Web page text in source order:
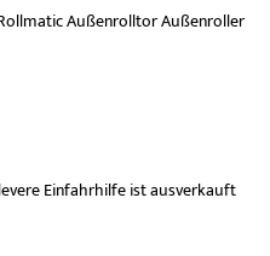
AußenrolltorAußenroller
Einfahrhilfe ist ausverkauft